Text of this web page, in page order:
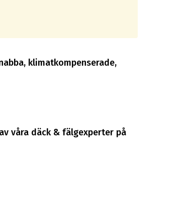
klimatkompenserade,
våra däck & fälgexperter på